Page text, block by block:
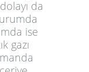
da
ise
gazı